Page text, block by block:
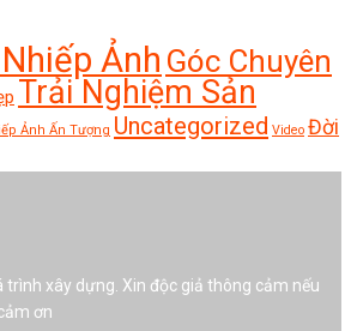
Ảnh Góc Chuyên
Trải Nghiệm Sản
Ảnh Ấn Tượng Uncategorized Video Đời
xây dựng. Xin độc giả thông cảm nếu
ơn